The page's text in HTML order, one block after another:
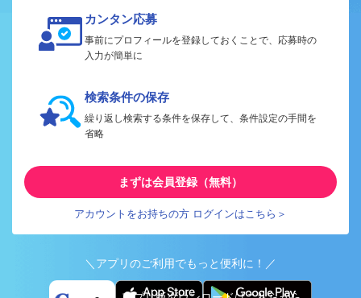
カンタン応募
事前にプロフィールを登録しておくことで、応募時の
入力が簡単に
検索条件の保存
繰り返し検索する条件を保存して、条件設定の手間を
省略
まずは会員登録（無料）
アカウントをお持ちの方 ログインはこちら＞
＼アプリのご利用でもっと便利に！／